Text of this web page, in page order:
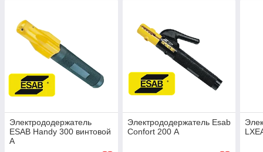
Электрододержатель
ESAB Handy 300 винтовой
А
Электрододержатель Esab
Confort 200 А